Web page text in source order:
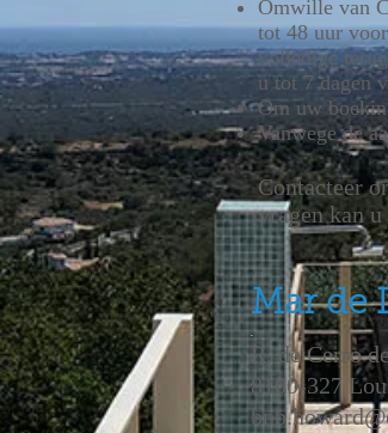
Omwille van
tot 48 uur
volledige
u tot 7 dagen
Om uw
Vanwege de
Contacteer
vragen kan
Mar de
.
R. de Cerro
8100-327